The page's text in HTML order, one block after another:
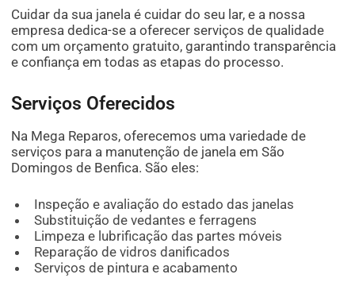
Cuidar da sua janela é cuidar do seu lar, e a nossa
empresa dedica-se a oferecer serviços de qualidade
com um orçamento gratuito, garantindo transparência
e confiança em todas as etapas do processo.
Serviços Oferecidos
Na Mega Reparos, oferecemos uma variedade de
serviços para a manutenção de janela em São
Domingos de Benfica. São eles:
Inspeção e avaliação do estado das janelas
Substituição de vedantes e ferragens
Limpeza e lubrificação das partes móveis
Reparação de vidros danificados
Serviços de pintura e acabamento